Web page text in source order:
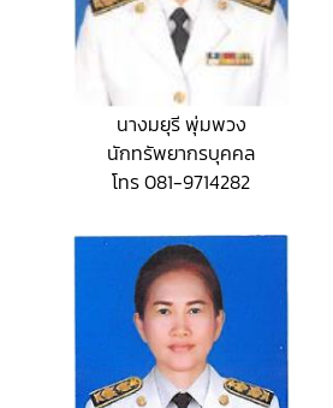
นางมยุรี พุ่มพวง
นักทรัพยากรบุคคล
โทร 081-9714282